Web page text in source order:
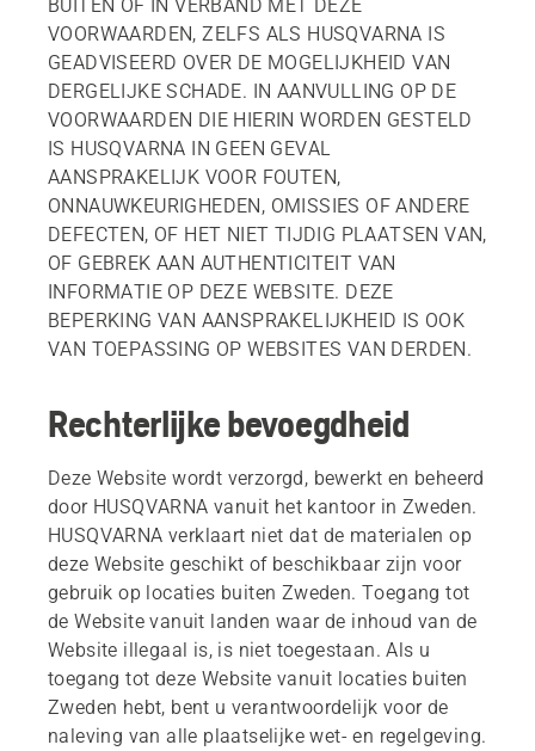
BUITEN OF IN VERBAND MET DEZE
VOORWAARDEN, ZELFS ALS HUSQVARNA IS
GEADVISEERD OVER DE MOGELIJKHEID VAN
DERGELIJKE SCHADE. IN AANVULLING OP DE
VOORWAARDEN DIE HIERIN WORDEN GESTELD
IS HUSQVARNA IN GEEN GEVAL
AANSPRAKELIJK VOOR FOUTEN,
ONNAUWKEURIGHEDEN, OMISSIES OF ANDERE
DEFECTEN, OF HET NIET TIJDIG PLAATSEN VAN,
OF GEBREK AAN AUTHENTICITEIT VAN
INFORMATIE OP DEZE WEBSITE. DEZE
BEPERKING VAN AANSPRAKELIJKHEID IS OOK
VAN TOEPASSING OP WEBSITES VAN DERDEN.
Rechterlijke bevoegdheid
Deze Website wordt verzorgd, bewerkt en beheerd
door HUSQVARNA vanuit het kantoor in Zweden.
HUSQVARNA verklaart niet dat de materialen op
deze Website geschikt of beschikbaar zijn voor
gebruik op locaties buiten Zweden. Toegang tot
de Website vanuit landen waar de inhoud van de
Website illegaal is, is niet toegestaan. Als u
toegang tot deze Website vanuit locaties buiten
Zweden hebt, bent u verantwoordelijk voor de
naleving van alle plaatselijke wet- en regelgeving.